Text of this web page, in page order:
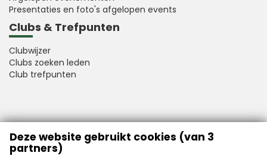
Presentaties en foto's afgelopen events
Clubs & Trefpunten
Clubwijzer
Clubs zoeken leden
Club trefpunten
VFB is a member of Better Finance
Deze website gebruikt cookies (van 3
partners)